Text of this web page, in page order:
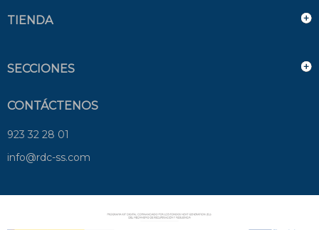
TIENDA
SECCIONES
CONTÁCTENOS
923 32 28 01
info@rdc-ss.com